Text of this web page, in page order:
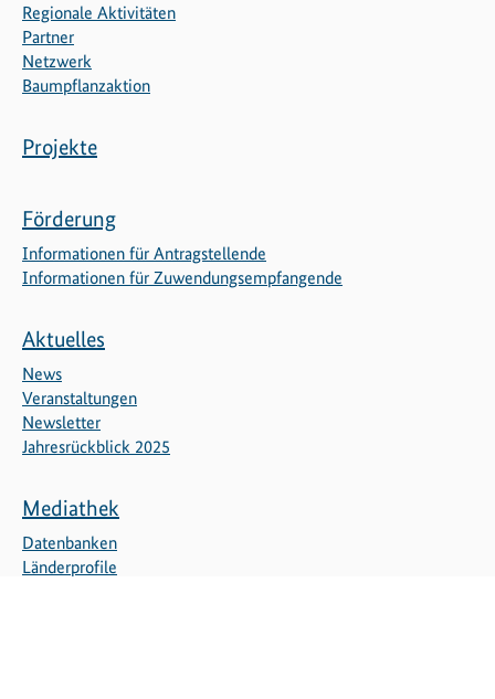
Regionale Aktivitäten
Partner
Netzwerk
Baumpflanzaktion
Projekte
Förderung
Informationen für Antragstellende
Informationen für Zuwendungsempfangende
Aktuelles
News
Veranstaltungen
Newsletter
Jahresrückblick 2025
Mediathek
Datenbanken
Länderprofile